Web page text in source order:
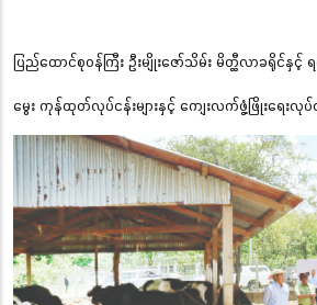
ပြည်ထောင်စုဝန်ကြီး ဦးမျိုးဇော်သိမ်း မိတ္ထီလာခရိုင်နှ
မွေး ကုန်ထုတ်လုပ်ငန်းများနှင့် ကျေးလက်ဖွံ့ဖြိုးရေးလုပ်င